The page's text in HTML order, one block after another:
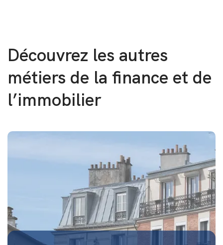
Découvrez les autres
métiers de la finance et de
l’immobilier